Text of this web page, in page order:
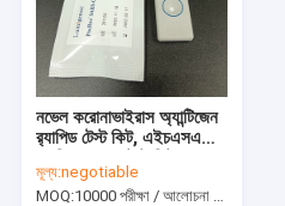
নভেল করোনাভাইরাস অ্যান্টিজেন
র‌্যাপিড টেস্ট কিট, এইচএসএ
মূল্য:negotiable
MOQ:10000 পরীক্ষা / আলোচনা সাপেক্ষে